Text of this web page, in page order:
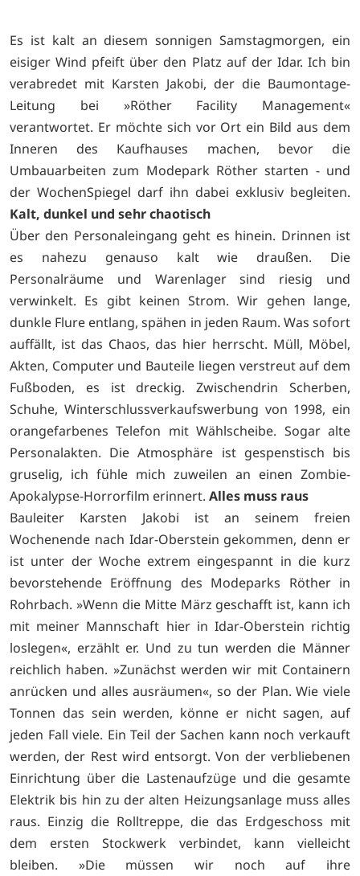
Es ist kalt an diesem sonnigen Samstagmorgen, ein
eisiger Wind pfeift über den Platz auf der Idar. Ich bin
verabredet mit Karsten Jakobi, der die Baumontage-
Leitung bei »Röther Facility Management«
verantwortet. Er möchte sich vor Ort ein Bild aus dem
Inneren des Kaufhauses machen, bevor die
Umbauarbeiten zum Modepark Röther starten - und
der WochenSpiegel darf ihn dabei exklusiv begleiten.
Kalt, dunkel und sehr chaotisch
Über den Personaleingang geht es hinein. Drinnen ist
es nahezu genauso kalt wie draußen. Die
Personalräume und Warenlager sind riesig und
verwinkelt. Es gibt keinen Strom. Wir gehen lange,
dunkle Flure entlang, spähen in jeden Raum. Was sofort
auffällt, ist das Chaos, das hier herrscht. Müll, Möbel,
Akten, Computer und Bauteile liegen verstreut auf dem
Fußboden, es ist dreckig. Zwischendrin Scherben,
Schuhe, Winterschlussverkaufswerbung von 1998, ein
orangefarbenes Telefon mit Wählscheibe. Sogar alte
Personalakten. Die Atmosphäre ist gespenstisch bis
gruselig, ich fühle mich zuweilen an einen Zombie-
Apokalypse-Horrorfilm erinnert. Alles muss raus
Bauleiter Karsten Jakobi ist an seinem freien
Wochenende nach Idar-Oberstein gekommen, denn er
ist unter der Woche extrem eingespannt in die kurz
bevorstehende Eröffnung des Modeparks Röther in
Rohrbach. »Wenn die Mitte März geschafft ist, kann ich
mit meiner Mannschaft hier in Idar-Oberstein richtig
loslegen«, erzählt er. Und zu tun werden die Männer
reichlich haben. »Zunächst werden wir mit Containern
anrücken und alles ausräumen«, so der Plan. Wie viele
Tonnen das sein werden, könne er nicht sagen, auf
jeden Fall viele. Ein Teil der Sachen kann noch verkauft
werden, der Rest wird entsorgt. Von der verbliebenen
Einrichtung über die Lastenaufzüge und die gesamte
Elektrik bis hin zu der alten Heizungsanlage muss alles
raus. Einzig die Rolltreppe, die das Erdgeschoss mit
dem ersten Stockwerk verbindet, kann vielleicht
bleiben. »Die müssen wir noch auf ihre